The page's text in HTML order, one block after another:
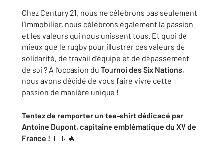
Chez Century 21, nous ne célébrons pas seulement
l’immobilier, nous célébrons également la passion
et les valeurs qui nous unissent tous. Et quoi de
mieux que le rugby pour illustrer ces valeurs de
solidarité, de travail d’équipe et de dépassement
de soi ? À l’occasion du Tournoi des Six Nations,
nous avons décidé de vous faire vivre cette
passion de manière unique !
Tentez de remporter un tee-shirt dédicacé par
Antoine Dupont, capitaine emblématique du XV de
France ! 🇫🇷🔥